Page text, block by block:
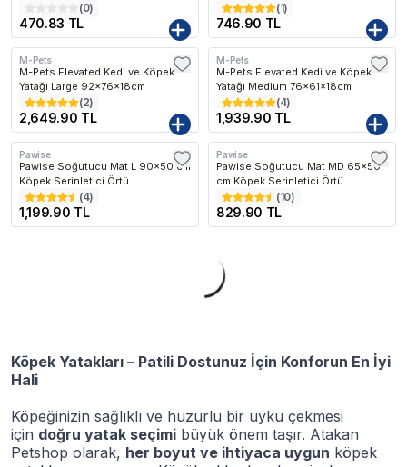
(0)
470.83 TL
(1)
746.90 TL
Kargo Bedava
M-Pets
M-Pets Elevated Kedi ve Köpek
Yatağı Large 92x76x18cm
(2)
2,649.90 TL
Kargo Bedava
M-Pets
M-Pets Elevated Kedi ve Köpek
Yatağı Medium 76x61x18cm
(4)
1,939.90 TL
Kargo Bedava
Pawise
Pawise Soğutucu Mat L 90x50 cm
Köpek Serinletici Örtü
(4)
1,199.90 TL
Pawise
Pawise Soğutucu Mat MD 65x50
cm Köpek Serinletici Örtü
(10)
829.90 TL
Köpek Yatakları – Patili Dostunuz İçin Konforun En İyi
Hali
Köpeğinizin sağlıklı ve huzurlu bir uyku çekmesi
için doğru yatak seçimi büyük önem taşır. Atakan
Petshop olarak, her boyut ve ihtiyaca uygun köpek